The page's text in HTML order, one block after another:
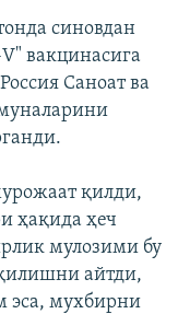
синовдан
вакцинасига
Саноат ва
қилди,
ҳақида ҳеч
мулозими бу
айтди,
эса, мухбирни